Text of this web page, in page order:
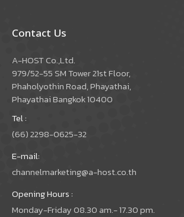
Contact Us
A-HOST Co.,Ltd.
979/52-55 SM Tower 21st Floor,
Phaholyothin Road, Phayathai,
Phayathai Bangkok 10400
Tel :
(66) 2298-0625-32
E-mail:
channelmarketing@a-host.co.th
Opening Hours :
Monday-Friday 08.30 am.- 17.30 pm.